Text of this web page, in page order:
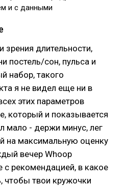
и с данными
зрения длительности,
постель/сон, пульса и
набор, такого
я не видел еще ни в
этих параметров
который и показывается
мало - держи минус, лег
на максимальную оценку
вечер Whoop
с рекомендацией, в какое
чтобы твои кружочки